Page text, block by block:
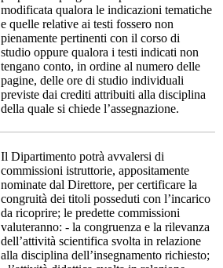
modificata qualora le indicazioni tematiche
e quelle relative ai testi fossero non
pienamente pertinenti con il corso di
studio oppure qualora i testi indicati non
tengano conto, in ordine al numero delle
pagine, delle ore di studio individuali
previste dai crediti attribuiti alla disciplina
della quale si chiede l’assegnazione.
Il Dipartimento potrà avvalersi di
commissioni istruttorie, appositamente
nominate dal Direttore, per certificare la
congruità dei titoli posseduti con l’incarico
da ricoprire; le predette commissioni
valuteranno: - la congruenza e la rilevanza
dell’attività scientifica svolta in relazione
alla disciplina dell’insegnamento richiesto;